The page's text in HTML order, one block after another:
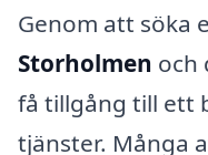
Genom att söka
Storholmen och
få tillgång till ett
tjänster. Många